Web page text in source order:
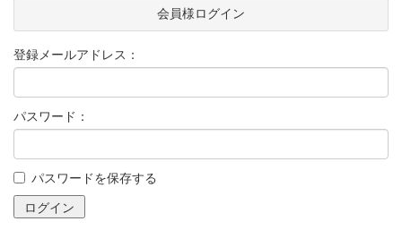
会員様ログイン
登録メールアドレス：
パスワード：
パスワードを保存する